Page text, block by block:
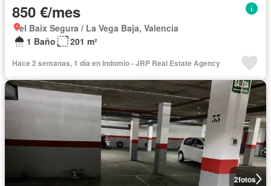
850 €/mes
el Baix Segura / La Vega Baja, Valencia
1 Baño
201 m²
Hace 2 semanas, 1 día en Indomio - JRP Real Estate Agency
2fotos